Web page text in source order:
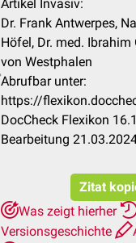
Artikel Invasiv:
Dr. Frank Antwerpes,
Höfel, Dr. med. Ibrahim
von Westphalen
Abrufbar unter:
https://
DocCheck Flexikon
Bearbeitung
Zitat
Was zeigt hierher
Versionsgeschichte